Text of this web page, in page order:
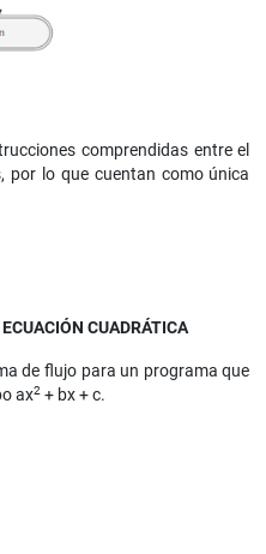
comprendidas entre el
por lo que cuentan como única
CUADRÁTICA
de flujo para un programa que
ax2+ bx + c.